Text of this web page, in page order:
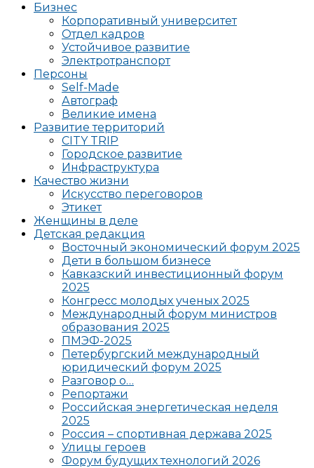
Бизнес
Корпоративный университет
Отдел кадров
Устойчивое развитие
Электротранспорт
Персоны
Self-Made
Автограф
Великие имена
Развитие территорий
CITY TRIP
Городское развитие
Инфраструктура
Качество жизни
Искусство переговоров
Этикет
Женщины в деле
Детская редакция
Восточный экономический форум 2025
Дети в большом бизнесе
Кавказский инвестиционный форум
2025
Конгресс молодых ученых 2025
Международный форум министров
образования 2025
ПМЭФ-2025
Петербургский международный
юридический форум 2025
Разговор о…
Репортажи
Российская энергетическая неделя
2025
Россия – спортивная держава 2025
Улицы героев
Форум будущих технологий 2026